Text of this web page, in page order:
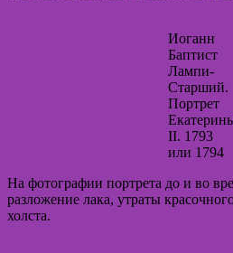
Иоганн
Баптист
Лампи-
Старший.
Портрет
II. 1793
или 1794
На фотографии портрета до и во
разложение лака, утраты
холста.